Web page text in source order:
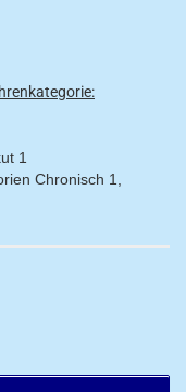
1
Chronisch 1,